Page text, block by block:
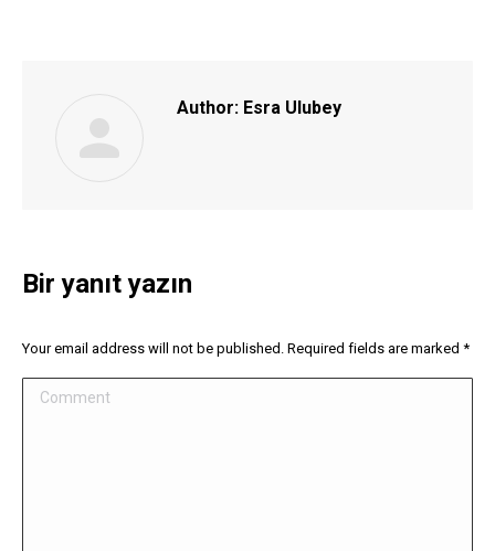
Author: Esra Ulubey
Bir yanıt yazın
Your email address will not be published. Required fields are marked *
Comment